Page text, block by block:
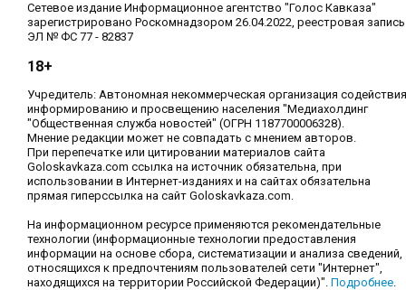
Сетевое издание Информационное агентство "Голос Кавказа"
зарегистрировано Роскомнадзором 26.04.2022, реестровая запись
ЭЛ № ФС 77 - 82837
18+
Учредитель: Автономная некоммерческая организация содействия
информированию и просвещению населения "Медиахолдинг
"Общественная служба новостей" (ОГРН 1187700006328).
Мнение редакции может не совпадать с мнением авторов.
При перепечатке или цитировании материалов сайта
Goloskavkaza.com ссылка на источник обязательна, при
использовании в Интернет-изданиях и на сайтах обязательна
прямая гиперссылка на сайт Goloskavkaza.com.
На информационном ресурсе применяются рекомендательные
технологии (информационные технологии предоставления
информации на основе сбора, систематизации и анализа сведений,
относящихся к предпочтениям пользователей сети "Интернет",
находящихся на территории Российской Федерации)". Подробнее.